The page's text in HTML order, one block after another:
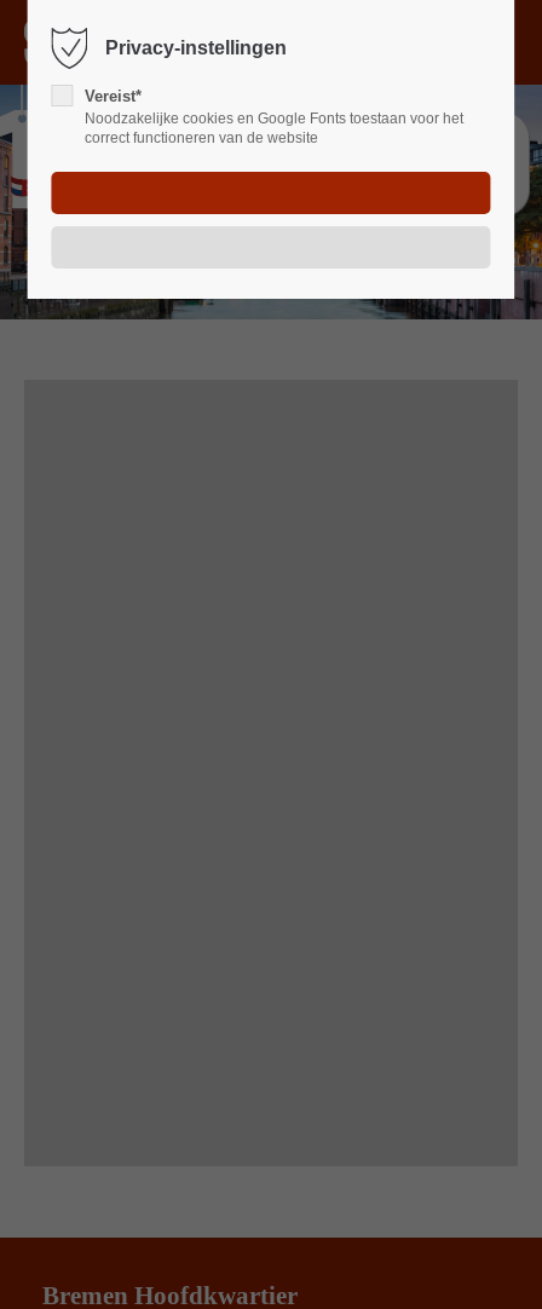
Sorry, item "offcanvas-col1" bestaat niet.
Sorry, item "offcanvas-col2" bestaat niet.
Sorry, item "offcanvas-col3" bestaat niet.
Bremen Hoofdkwartier
Privacy-instellingen
Vereist*
Noodzakelijke cookies en Google Fonts toestaan voor het
correct functioneren van de website